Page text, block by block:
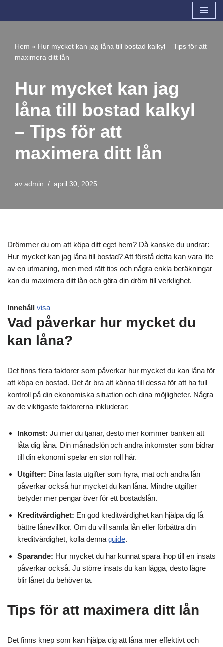
innehåll
Hem » Hur mycket kan jag låna till bostad kalkyl – Tips för att
maximera ditt lån
Hur mycket kan jag
låna till bostad kalkyl
– Tips för att
maximera ditt lån
av admin april 30, 2025
Drömmer du om att köpa ditt eget hem? Då kanske du undrar:
Hur mycket kan jag låna till bostad? Att förstå detta kan vara lite
av en utmaning, men med rätt tips och några enkla beräkningar
kan du maximera ditt lån och göra din dröm till verklighet.
Innehåll visa
Vad påverkar hur mycket du
kan låna?
Det finns flera faktorer som påverkar hur mycket du kan låna för
att köpa en bostad. Det är bra att känna till dessa för att ha full
kontroll på din ekonomiska situation och dina möjligheter. Några
av de viktigaste faktorerna inkluderar:
Inkomst: Ju mer du tjänar, desto mer kommer banken att
låta dig låna. Din månadslön och andra inkomster som bidrar
till din ekonomi spelar en stor roll här.
Utgifter: Dina fasta utgifter som hyra, mat och andra lån
påverkar också hur mycket du kan låna. Mindre utgifter
betyder mer pengar över för ett bostadslån.
Kreditvärdighet: En god kreditvärdighet kan hjälpa dig få
bättre lånevillkor. Om du vill samla lån eller förbättra din
kreditvärdighet, kolla denna guide.
Sparande: Hur mycket du har kunnat spara ihop till en insats
påverkar också. Ju större insats du kan lägga, desto lägre
blir lånet du behöver ta.
Tips för att maximera ditt lån
Det finns knep som kan hjälpa dig att låna mer effektivt och